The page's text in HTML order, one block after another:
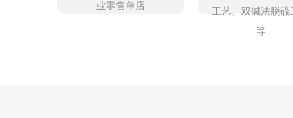
业零售单店
工艺、双碱法脱硫
等